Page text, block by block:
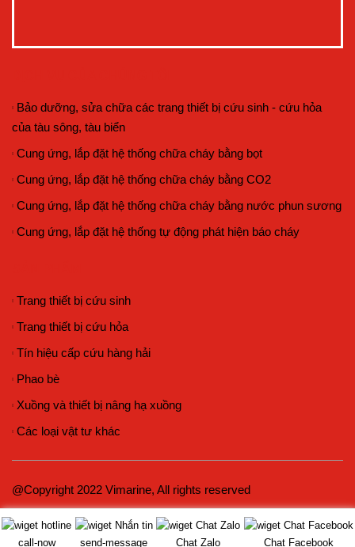
Bảo dưỡng, sửa chữa các trang thiết bị cứu sinh - cứu hỏa
của tàu sông, tàu biển
Cung ứng, lắp đặt hệ thống chữa cháy bằng bọt
Cung ứng, lắp đặt hệ thống chữa cháy bằng CO2
Cung ứng, lắp đặt hệ thống chữa cháy bằng nước phun sương
Cung ứng, lắp đặt hệ thống tự động phát hiện báo cháy
Trang thiết bị cứu sinh
Trang thiết bị cứu hỏa
Tín hiệu cấp cứu hàng hải
Phao bè
Xuồng và thiết bị nâng hạ xuồng
Các loại vật tư khác
@Copyright 2022 Vimarine, All rights reserved
call-now send-message Chat Zalo Chat Facebook